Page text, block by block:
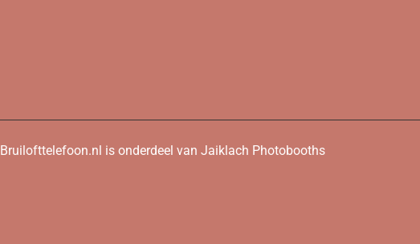
Bruilofttelefoon.nl is onderdeel van Jaiklach Photobooths